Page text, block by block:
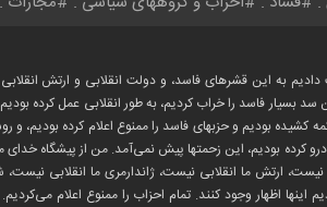
به این قشرهای فاسد، و دولت انقلابی و ارتش
سد بسیار فاسد را خراب کردیم، به طور انقلابی عمل کرده
بودیم و حزبهای فاسد را ممنوع اعلام کرده بودیم، و
کرده بودیم، این زحمتها پیش نمی‌آمد. من از پیشگاه خدای
ارتش ما انقلابی نیست، ژاندارمری ما انقلابی نیست،
اینها اظهار وجود کنند. تمام احزاب را ممنوع اعلام